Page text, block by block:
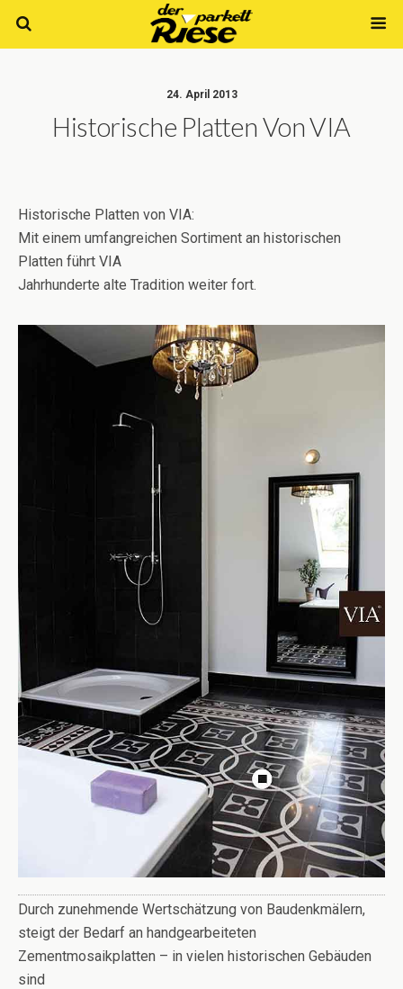
24. April 2013
Historische Platten Von VIA
Historische Platten von VIA:
Mit einem umfangreichen Sortiment an historischen
Platten führt VIA
Jahrhunderte alte Tradition weiter fort.
Durch zunehmende Wertschätzung von Baudenkmälern,
steigt der Bedarf an handgearbeiteten
Zementmosaikplatten – in vielen historischen Gebäuden
sind